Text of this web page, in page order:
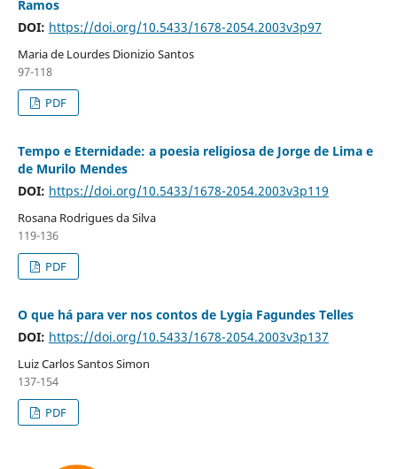
Ramos
DOI: https://doi.org/10.5433/1678-2054.2003v3p97
Maria de Lourdes Dionizio Santos
97-118
PDF
Tempo e Eternidade: a poesia religiosa de Jorge de Lima e
de Murilo Mendes
DOI: https://doi.org/10.5433/1678-2054.2003v3p119
Rosana Rodrigues da Silva
119-136
PDF
O que há para ver nos contos de Lygia Fagundes Telles
DOI: https://doi.org/10.5433/1678-2054.2003v3p137
Luiz Carlos Santos Simon
137-154
PDF